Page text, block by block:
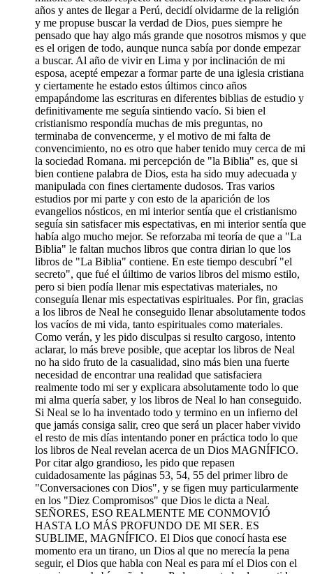
años y antes de llegar a Perú, decidí olvidarme de la religión
y me propuse buscar la verdad de Dios, pues siempre he
pensado que hay algo más grande que nosotros mismos y que
es el origen de todo, aunque nunca sabía por donde empezar
a buscar. Al año de vivir en Lima y por inclinación de mi
esposa, acepté empezar a formar parte de una iglesia cristiana
y ciertamente he estado estos últimos cinco años
empapándome las escrituras en diferentes biblias de estudio y
definitivamente me seguía sintiendo vacío. Si bien el
cristianismo respondía muchas de mis preguntas, no
terminaba de convencerme, y el motivo de mi falta de
convencimiento, no es otro que haber tenido muy cerca de mi
la sociedad Romana. mi percepción de "la Biblia" es, que si
bien contiene palabra de Dios, esta ha sido muy adecuada y
manipulada con fines ciertamente dudosos. Tras varios
estudios por mi parte y con esto de la aparición de los
evangelios nósticos, en mi interior sentía que el cristianismo
seguía sin satisfacer mis espectativas, en mi interior sentía que
había algo mucho mejor. Se reforzaba mi teoría de que a "La
Biblia" le faltan muchos libros que contra dirian lo que los
libros de "La Biblia" contiene. En este tiempo descubrí "el
secreto", que fué el úiltimo de varios libros del mismo estilo,
pero si bien podía llenar mis espectativas materiales, no
conseguía llenar mis espectativas espirituales. Por fin, gracias
a los libros de Neal he conseguido llenar absolutamente todos
los vacíos de mi vida, tanto espirituales como materiales.
Como verán, y les pido disculpas si resulto cargoso, intento
aclarar, lo más breve posible, que aceptar los libros de Neal
no ha sido fruto de la casualidad, sino más bien una fuerte
necesidad de encontrar una realidad que satisfaciera
realmente todo mi ser y explicara absolutamente todo lo que
mi alma quería saber, y los libros de Neal lo han conseguido.
Si Neal se lo ha inventado todo y termino en un infierno del
que jamás consiga salir, creo que será un placer haber vivido
el resto de mis días intentando poner en práctica todo lo que
los libros de Neal revelan acerca de un Dios MAGNÍFICO.
Por citar algo grandioso, les pido que repasen
cuidadosamente las páginas 53, 54, 55 del primer libro de
"Conversaciones con Dios", y se figen muy particularmente
en los "Diez Compromisos" que Dios le dicta a Neal.
SEÑORES, ESO REALMENTE ME CONMOVIÓ
HASTA LO MÁS PROFUNDO DE MI SER. ES
SUBLIME, MAGNÍFICO. El Dios que conocí hasta ese
momento era un tirano, un Dios al que no merecía la pena
seguir, el Dios que habla con Neal es para mí el Dios con el